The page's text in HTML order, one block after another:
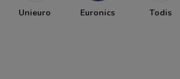
Unieuro Euronics Todis